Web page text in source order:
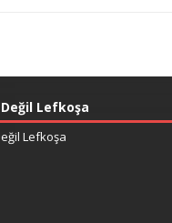
Lefkoşa
Lefkoşa